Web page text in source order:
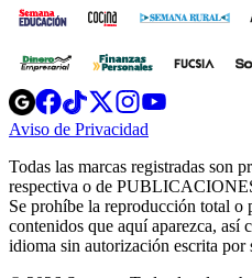
Opens
in
new
Opens
in
new
Opens
in
new
window
Opens
new
windowwindow
Aviso de Privacidad
new
window
Todas las marcas registradas son
respectiva o de
Se prohíbe la reproducción total o
contenidos que aquí aparezca, así
idioma sin autorización escrita por